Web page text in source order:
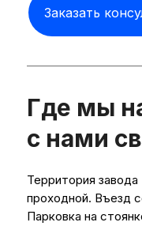
Заказать
Территория
проходной. Въезд
Парковка на
Где мы
с нами